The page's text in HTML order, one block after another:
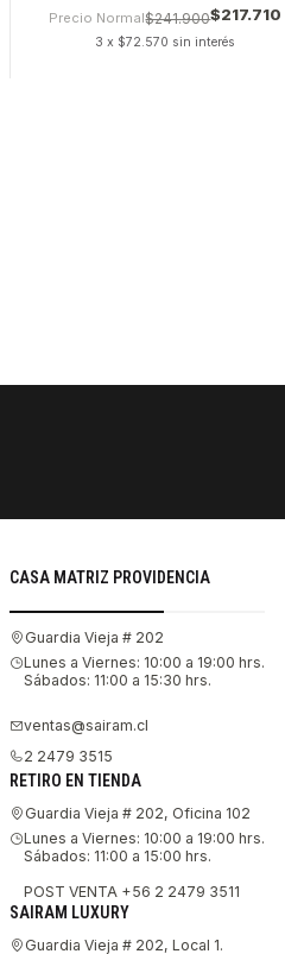
Precio Normal$241.900$217.710
3 x $72.570 sin interés
CASA MATRIZ PROVIDENCIA
Guardia Vieja # 202
Lunes a Viernes: 10:00 a 19:00 hrs.
Sábados: 11:00 a 15:30 hrs.
ventas@sairam.cl
2 2479 3515
RETIRO EN TIENDA
Guardia Vieja # 202, Oficina 102
Lunes a Viernes: 10:00 a 19:00 hrs.
Sábados: 11:00 a 15:00 hrs.
POST VENTA +56 2 2479 3511
SAIRAM LUXURY
Guardia Vieja # 202, Local 1.